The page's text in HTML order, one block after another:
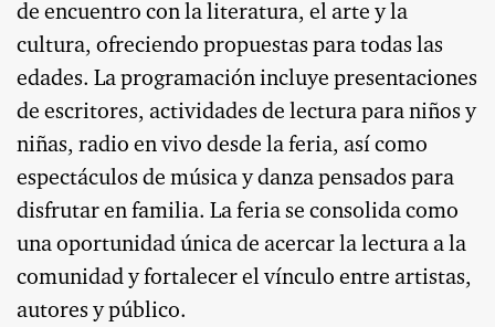
de encuentro con la literatura, el arte y la
cultura, ofreciendo propuestas para todas las
edades. La programación incluye presentaciones
de escritores, actividades de lectura para niños y
niñas, radio en vivo desde la feria, así como
espectáculos de música y danza pensados para
disfrutar en familia. La feria se consolida como
una oportunidad única de acercar la lectura a la
comunidad y fortalecer el vínculo entre artistas,
autores y público.